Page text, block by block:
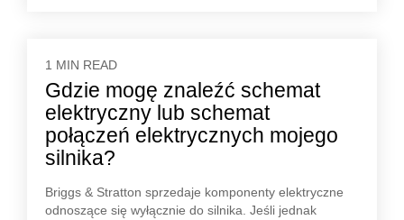
1 MIN READ
Gdzie mogę znaleźć schemat
elektryczny lub schemat
połączeń elektrycznych mojego
silnika?
Briggs & Stratton sprzedaje komponenty elektryczne
odnoszące się wyłącznie do silnika. Jeśli jednak